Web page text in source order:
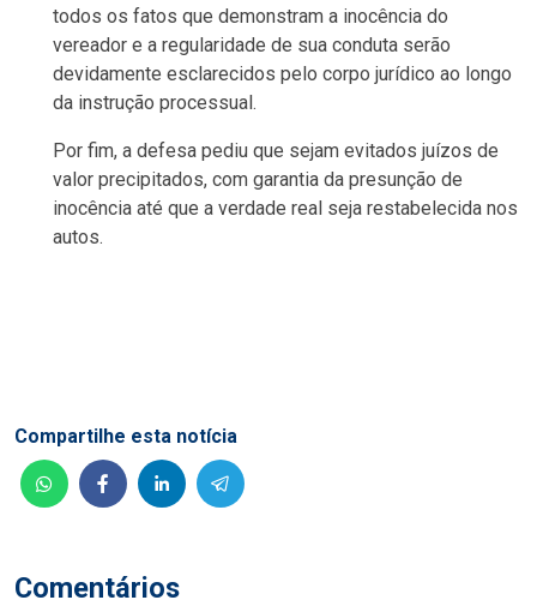
todos os fatos que demonstram a inocência do
vereador e a regularidade de sua conduta serão
devidamente esclarecidos pelo corpo jurídico ao longo
da instrução processual.
Por fim, a defesa pediu que sejam evitados juízos de
valor precipitados, com garantia da presunção de
inocência até que a verdade real seja restabelecida nos
autos.
Comentários
Compartilhe esta notícia